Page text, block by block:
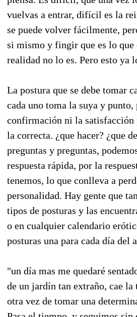
vuelvas a entrar, difícil es la
se puede volver fácilmente,
si mismo y fingir que es lo que
realidad no lo es. Pero esto ya
La postura que se debe tomar
cada uno toma la suya y punto,
confirmación ni la satisfacción
la correcta. ¿que hacer? ¿que
preguntas y preguntas,
respuesta rápida, por la
tenemos, lo que conlleva a
personalidad. Hay gente que
tipos de posturas y las
o en cualquier calendario
posturas una para cada día del
"un día mas me quedaré
de un jardín tan extraño, cae
otra vez de tomar una